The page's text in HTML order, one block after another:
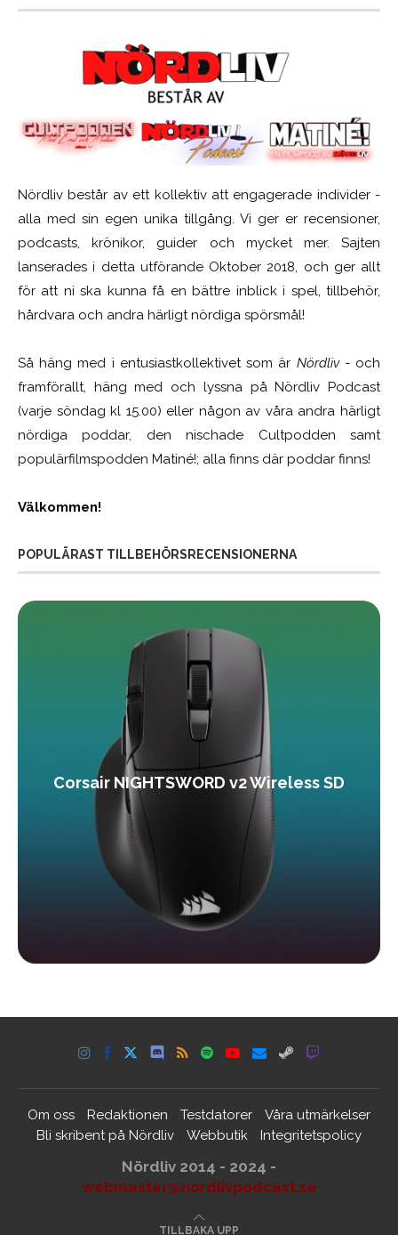
Nördliv består av ett kollektiv att engagerade individer -
alla med sin egen unika tillgång. Vi ger er recensioner,
podcasts, krönikor, guider och mycket mer. Sajten
lanserades i detta utförande Oktober 2018, och ger allt
för att ni ska kunna få en bättre inblick i spel, tillbehör,
hårdvara och andra härligt nördiga spörsmål!
Så häng med i entusiastkollektivet som är Nördliv- och
framförallt, häng med och lyssna på Nördliv Podcast
(varje söndag kl 15.00) eller någon av våra andra härligt
nördiga poddar, den nischade Cultpodden samt
populärfilmspodden Matiné!; alla finns där poddar finns!
Välkommen!
POPULÄRAST TILLBEHÖRSRECENSIONERNA
Corsair NIGHTSWORD v2 Wireless SD
Om oss Redaktionen Testdatorer
Våra utmärkelser
Bli skribent på Nördliv
Webbutik Integritetspolicy
Nördliv 2014 - 2024 -
webmaster@nordlivpodcast.se
TILLBAKA UPP